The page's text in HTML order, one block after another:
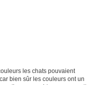
les chats pouvaient
bien sûr les couleurs ont un